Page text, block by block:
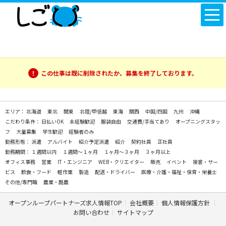
この仕事は既に削除されたか、募集を終了しております。
エリア： 北海道 東北 関東 北陸/甲信越 東海 関西 中国/四国 九州
沖縄
こだわり条件： 日払いOK 未経験歓迎 服装自由 交通費/手当てあり
オープニングスタッ
フ
大量募集 学生歓迎
経験者のみ
勤務形態： 派遣 アルバイト 紹介予定派遣 紹介 契約社員
正社員
勤務期間： １週間以内 １週間～１ヶ月 １ヶ月～３ヶ月
３ヶ月以上
オフィス事務
営業 IT・エンジニア WEB・クリエイター 販売 イベント
接客・サー
ビス
飲食・フード 軽作業 製造 配送・ドライバー
医療・介護・福祉・保育・栄養士
その他/専門職
農業・酪農
オープンループパートナーズ求人情報TOP 会社概要
個人情報保護方針
お問い合わせ
サイトマップ